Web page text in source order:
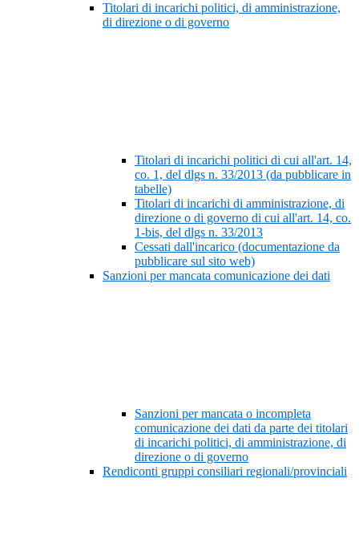
Titolari di incarichi politici, di amministrazione,
di direzione o di governo
Titolari di incarichi politici di cui all'art. 14,
co. 1, del dlgs n. 33/2013 (da pubblicare in
tabelle)
Titolari di incarichi di amministrazione, di
direzione o di governo di cui all'art. 14, co.
1-bis, del dlgs n. 33/2013
Cessati dall'incarico (documentazione da
pubblicare sul sito web)
Sanzioni per mancata comunicazione dei dati
Sanzioni per mancata o incompleta
comunicazione dei dati da parte dei titolari
di incarichi politici, di amministrazione, di
direzione o di governo
Rendiconti gruppi consiliari regionali/provinciali